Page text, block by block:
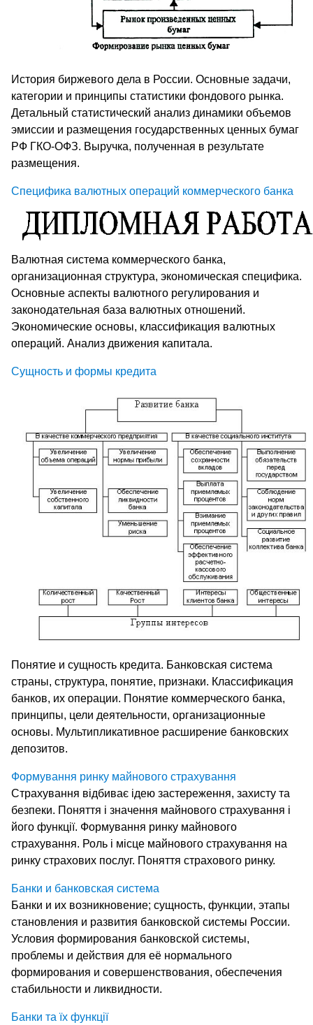
История биржевого дела в России. Основные задачи,
категории и принципы статистики фондового рынка.
Детальный статистический анализ динамики объемов
эмиссии и размещения государственных ценных бумаг
РФ ГКО-ОФЗ. Выручка, полученная в результате
размещения.
Специфика валютных операций коммерческого банка
Валютная система коммерческого банка,
организационная структура, экономическая специфика.
Основные аспекты валютного регулирования и
законодательная база валютных отношений.
Экономические основы, классификация валютных
операций. Анализ движения капитала.
Сущность и формы кредита
Понятие и сущность кредита. Банковская система
страны, структура, понятие, признаки. Классификация
банков, их операции. Понятие коммерческого банка,
принципы, цели деятельности, организационные
основы. Мультипликативное расширение банковских
депозитов.
Формування ринку майнового страхування
Страхування відбиває ідею застереження, захисту та
безпеки. Поняття і значення майнового страхування і
його функції. Формування ринку майнового
страхування. Роль і місце майнового страхування на
ринку страхових послуг. Поняття страхового ринку.
Банки и банковская система
Банки и их возникновение; сущность, функции, этапы
становления и развития банковской системы России.
Условия формирования банковской системы,
проблемы и действия для её нормального
формирования и совершенствования, обеспечения
стабильности и ликвидности.
Банки та їх функції